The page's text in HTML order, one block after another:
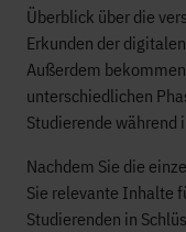
Überblick über die
Erkunden der
Außerdem
unterschiedlichen
Studierende während
Nachdem Sie die
Sie relevante Inhalte
Studierenden in